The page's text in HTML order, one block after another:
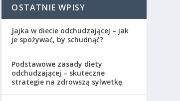
OSTATNIE WPISY
Jajka w diecie odchudzającej – jak
je spożywać, by schudnąć?
Podstawowe zasady diety
odchudzającej – skuteczne
strategie na zdrowszą sylwetkę